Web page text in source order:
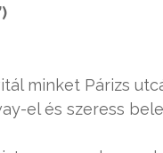
minket Párizs
el és szeress